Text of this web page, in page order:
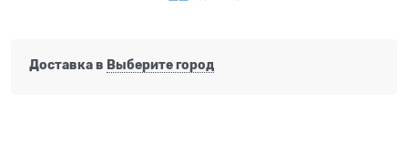
Доставка в Выберите город